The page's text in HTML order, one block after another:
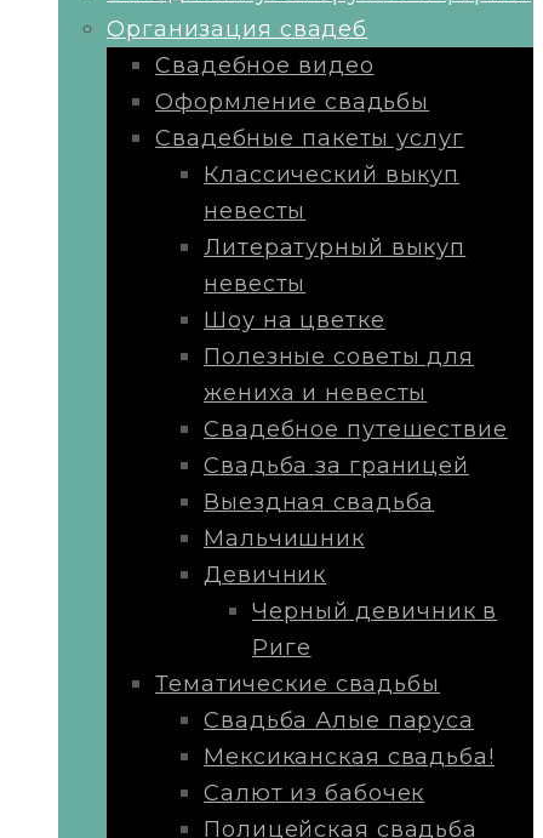
Организация свадеб
Свадебное видео
Оформление свадьбы
Свадебные пакеты услуг
Классический выкуп
невесты
Литературный выкуп
невесты
Шоу на цветке
Полезные советы для
жениха и невесты
Свадебное путешествие
Свадьба за границей
Выездная свадьба
Мальчишник
Девичник
Черный девичник в
Риге
Тематические свадьбы
Свадьба Алые паруса
Мексиканская свадьба!
Салют из бабочек
Полицейская свадьба